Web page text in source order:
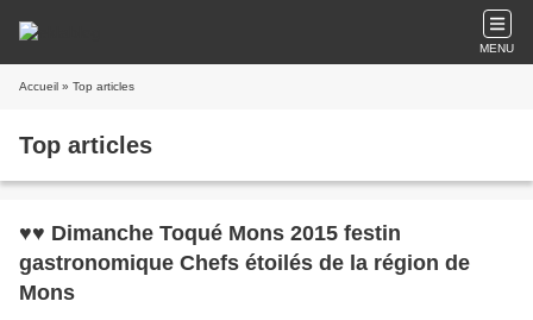
MENU
Accueil » Top articles
Top articles
♥♥ Dimanche Toqué Mons 2015 festin
gastronomique Chefs étoilés de la région de
Mons